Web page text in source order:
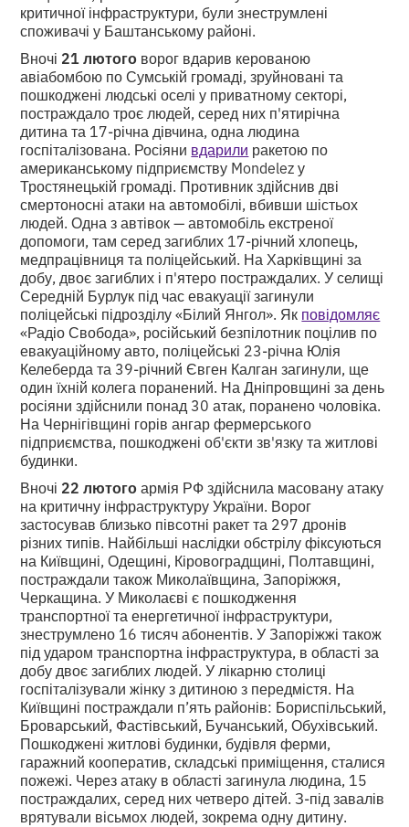
критичної інфраструктури, були знеструмлені
споживачі у Баштанському районі.
Вночі 21 лютого ворог вдарив керованою
авіабомбою по Сумській громаді, зруйновані та
пошкоджені людські оселі у приватному секторі,
постраждало троє людей, серед них п'ятирічна
дитина та 17-річна дівчина, одна людина
госпіталізована. Росіяни вдарили ракетою по
американському підприємству Mondelez у
Тростянецькій громаді. Противник здійснив дві
смертоносні атаки на автомобілі, вбивши шістьох
людей. Одна з автівок — автомобіль екстреної
допомоги, там серед загиблих 17-річний хлопець,
медпрацівниця та поліцейський. На Харківщині за
добу, двоє загиблих і п'ятеро постраждалих. У селищі
Середній Бурлук під час евакуації загинули
поліцейські підрозділу «Білий Янгол». Як повідомляє
«Радіо Свобода», російський безпілотник поцілив по
евакуаційному авто, поліцейські 23-річна Юлія
Келеберда та 39-річний Євген Калган загинули, ще
один їхній колега поранений. На Дніпровщині за день
росіяни здійснили понад 30 атак, поранено чоловіка.
На Чернігівщині горів ангар фермерського
підприємства, пошкоджені об'єкти зв'язку та житлові
будинки.
Вночі 22 лютогоармія РФ здійснила масовану атаку
на критичну інфраструктуру України. Ворог
застосував близько півсотні ракет та 297 дронів
різних типів. Найбільші наслідки обстрілу фіксуються
на Київщині, Одещині, Кіровоградщині, Полтавщині,
постраждали також Миколаївщина, Запоріжжя,
Черкащина. У Миколаєві є пошкодження
транспортної та енергетичної інфраструктури,
знеструмлено 16 тисяч абонентів. У Запоріжжі також
під ударом транспортна інфраструктура, в області за
добу двоє загиблих людей. У лікарню столиці
госпіталізували жінку з дитиною з передмістя. На
Київщині постраждали п’ять районів: Бориспільський,
Броварський, Фастівський, Бучанський, Обухівський.
Пошкоджені житлові будинки, будівля ферми,
гаражний кооператив, складські приміщення, сталися
пожежі. Через атаку в області загинула людина, 15
постраждалих, серед них четверо дітей. З-під завалів
врятували вісьмох людей, зокрема одну дитину.